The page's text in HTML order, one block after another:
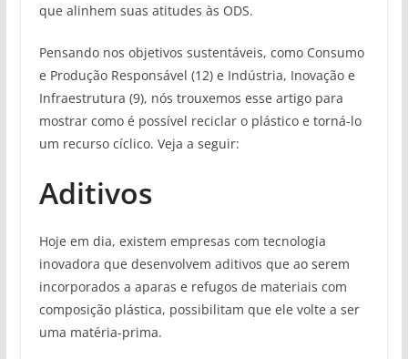
que alinhem suas atitudes às ODS.
Pensando nos objetivos sustentáveis, como Consumo
e Produção Responsável (12) e Indústria, Inovação e
Infraestrutura (9), nós trouxemos esse artigo para
mostrar como é possível reciclar o plástico e torná-lo
um recurso cíclico. Veja a seguir:
Aditivos
Hoje em dia, existem empresas com tecnologia
inovadora que desenvolvem aditivos que ao serem
incorporados a aparas e refugos de materiais com
composição plástica, possibilitam que ele volte a ser
uma matéria-prima.